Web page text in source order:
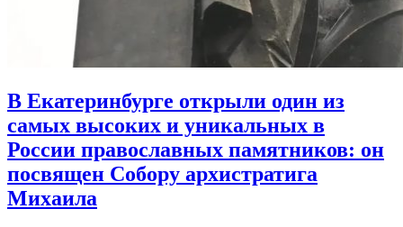
В Екатеринбурге открыли один из
самых высоких и уникальных в
России православных памятников: он
посвящен Собору архистратига
Михаила